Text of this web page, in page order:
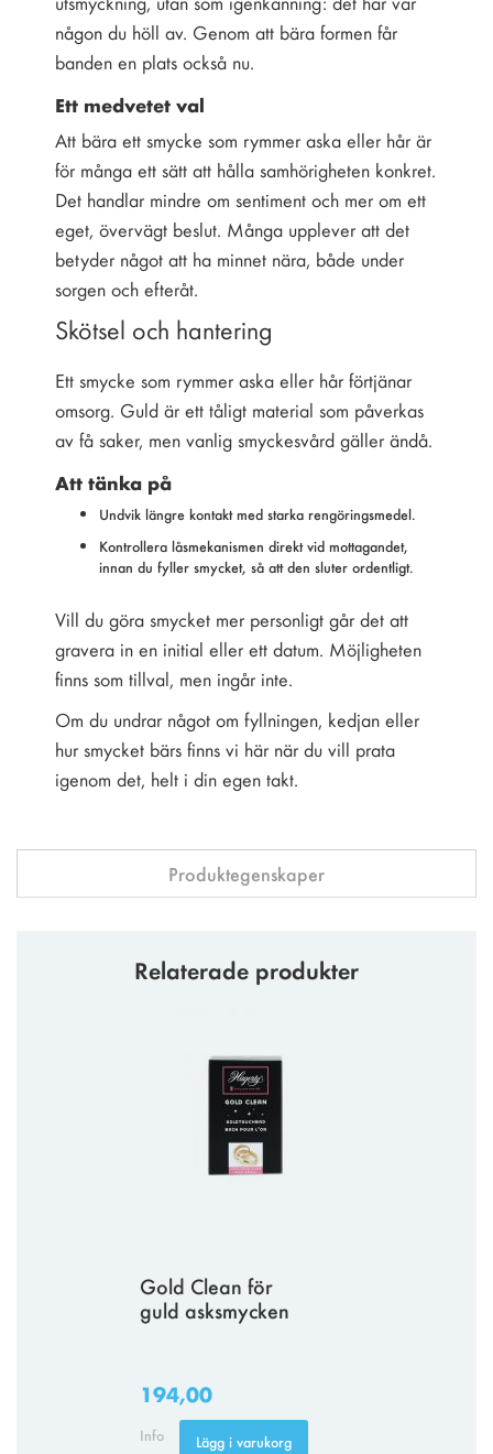
någon du höll av. Genom att bära formen får
banden en plats också nu.
Ett medvetet val
Att bära ett smycke som rymmer aska eller hår är
för många ett sätt att hålla samhörigheten konkret.
Det handlar mindre om sentiment och mer om ett
eget, övervägt beslut. Många upplever att det
betyder något att ha minnet nära, både under
sorgen och efteråt.
Skötsel och hantering
Ett smycke som rymmer aska eller hår förtjänar
omsorg. Guld är ett tåligt material som påverkas
av få saker, men vanlig smyckesvård gäller ändå.
Att tänka på
Undvik längre kontakt med starka rengöringsmedel.
Kontrollera låsmekanismen direkt vid mottagandet,
innan du fyller smycket, så att den sluter ordentligt.
Vill du göra smycket mer personligt går det att
gravera in en initial eller ett datum. Möjligheten
finns som tillval, men ingår inte.
Om du undrar något om fyllningen, kedjan eller
hur smycket bärs finns vi här när du vill prata
igenom det, helt i din egen takt.
Produktegenskaper
Relaterade produkter
Gold Clean för
guld asksmycken
194,00
Info Lägg i varukorg